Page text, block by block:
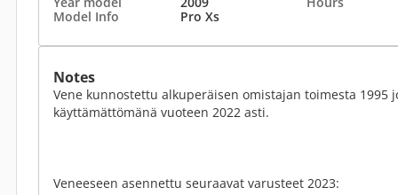
Model Info
Pro Xs
Notes
Vene kunnostettu alkuperäisen omistajan toimesta 1995
käyttämättömänä vuoteen 2022 asti.
Veneeseen asennettu seuraavat varusteet 2023: